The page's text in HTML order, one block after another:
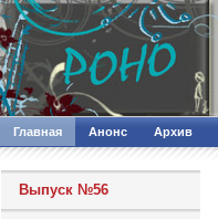
Главная Анонс Архив
Выпуск №56